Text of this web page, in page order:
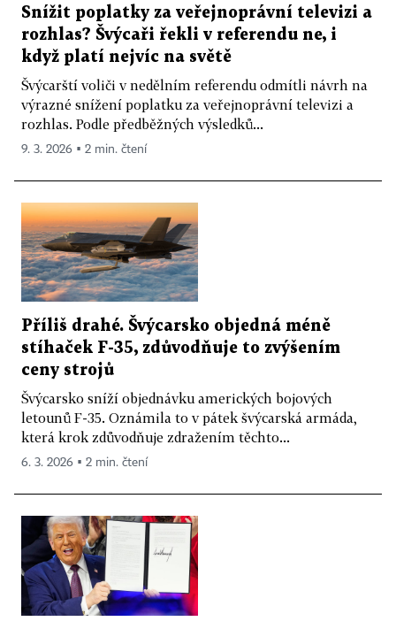
Snížit poplatky za veřejnoprávní televizi a
rozhlas? Švýcaři řekli v referendu ne, i
když platí nejvíc na světě
Švýcarští voliči v nedělním referendu odmítli návrh na
výrazné snížení poplatku za veřejnoprávní televizi a
rozhlas. Podle předběžných výsledků...
9. 3. 2026 ▪ 2 min. čtení
Příliš drahé. Švýcarsko objedná méně
stíhaček F-35, zdůvodňuje to zvýšením
ceny strojů
Švýcarsko sníží objednávku amerických bojových
letounů F-35. Oznámila to v pátek švýcarská armáda,
která krok zdůvodňuje zdražením těchto...
6. 3. 2026 ▪ 2 min. čtení